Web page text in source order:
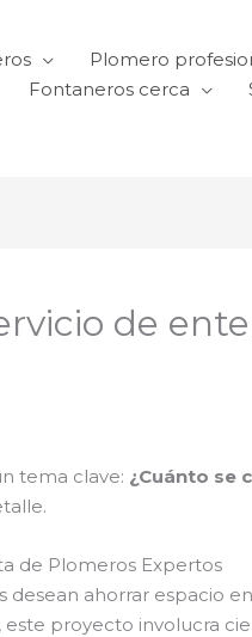
Plomero
Fontaneros cerca
de
tema clave: ¿Cuánto se
de Plomeros Expertos
ahorrar espacio
proyecto involucra